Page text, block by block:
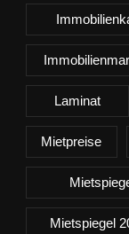
Laminat
Mietpreise
Mietspiegel